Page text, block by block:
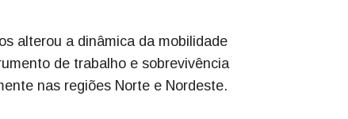
alterou a dinâmica da mobilidade
de trabalho e sobrevivência
nas regiões Norte e Nordeste.